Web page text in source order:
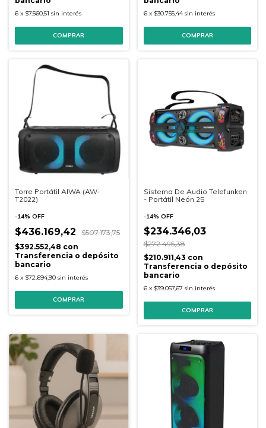
6 x $7.560,51 sin interés 6 x $30.755,44 sin interés
Torre Portátil AIWA (AW-
T2022)
-14% OFF
$436.169,42
$507.173,75
$392.552,48 con
Transferencia o depósito
bancario
6 x $72.694,90 sin interés
Sistema De Audio Telefunken
- Portátil Neón 25
-14% OFF
$234.346,03
$272.495,38
$210.911,43 con
Transferencia o depósito
bancario
6 x $39.057,67 sin interés